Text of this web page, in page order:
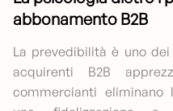
abbonamento B2B
La prevedibilità è uno
acquirenti B2B
commercianti eliminano